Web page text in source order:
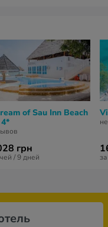
of Sau Inn Beach
грн
/ 9 дней